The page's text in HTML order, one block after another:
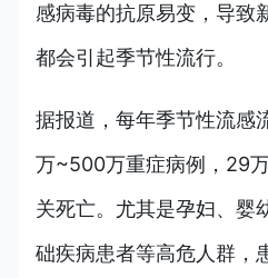
感病毒的抗原易变，导致
都会引起季节性流行。
据报道，每年季节性流感
万~500万重症病例，29
关死亡。尤其是孕妇、婴
础疾病患者等高危人群，